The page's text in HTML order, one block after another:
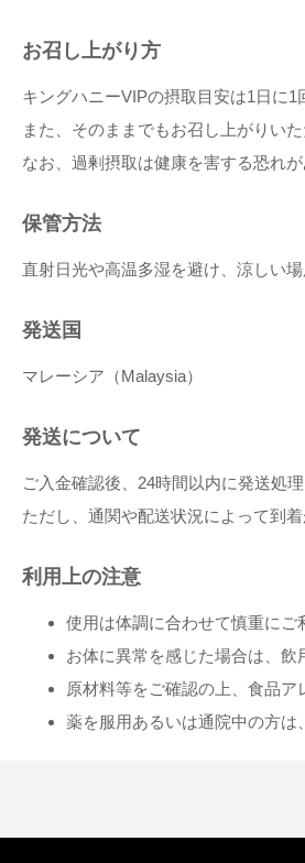
お召し上がり方
キングハニーVIPの摂取目安は1日に1
また、そのままでもお召し上がりい
なお、過剰摂取は健康を害する恐れ
保管方法
直射日光や高温多湿を避け、涼しい
発送国
マレーシア（Malaysia）
発送について
ご入金確認後、24時間以内に発送処
ただし、通関や配送状況によって到
利用上の注意
使用は体調に合わせて慎重にご
お体に異常を感じた場合は、飲
原材料等をご確認の上、食品ア
薬を服用あるいは通院中の方は